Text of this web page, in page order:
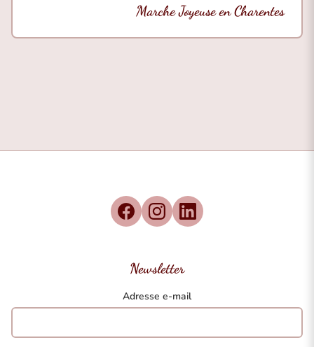
Marche Joyeuse en Charentes
Newsletter
Adresse e-mail